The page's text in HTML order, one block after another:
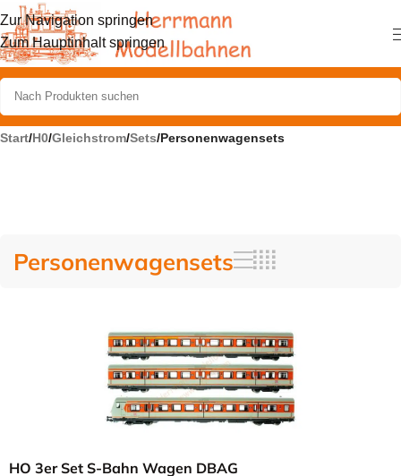
Zur Navigation springen
Zum Hauptinhalt springen
Start/H0/Gleichstrom/Sets/Personenwagensets
Personenwagensets
HO 3er Set S-Bahn Wagen DBAG